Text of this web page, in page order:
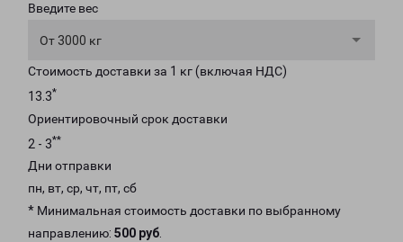
Введите вес
От 3000 кг
Стоимость доставки за 1 кг (включая НДС)
13.3*
Ориентировочный срок доставки
2 - 3**
Дни отправки
пн, вт, ср, чт, пт, сб
* Минимальная стоимость доставки по выбранному
направлению: 500 руб.